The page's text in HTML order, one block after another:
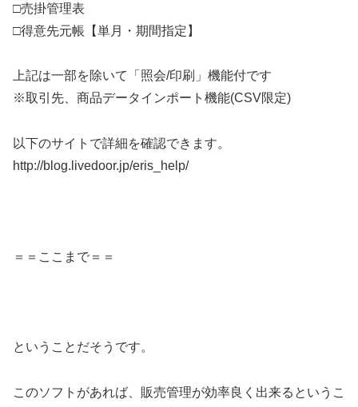
□売掛管理表
□得意先元帳【単月・期間指定】
上記は一部を除いて「照会/印刷」機能付です
※取引先、商品データインポート機能(CSV限定)
以下のサイトで詳細を確認できます。
http://blog.livedoor.jp/eris_help/
＝＝ここまで＝＝
ということだそうです。
このソフトがあれば、販売管理が効率良く出来るというこ